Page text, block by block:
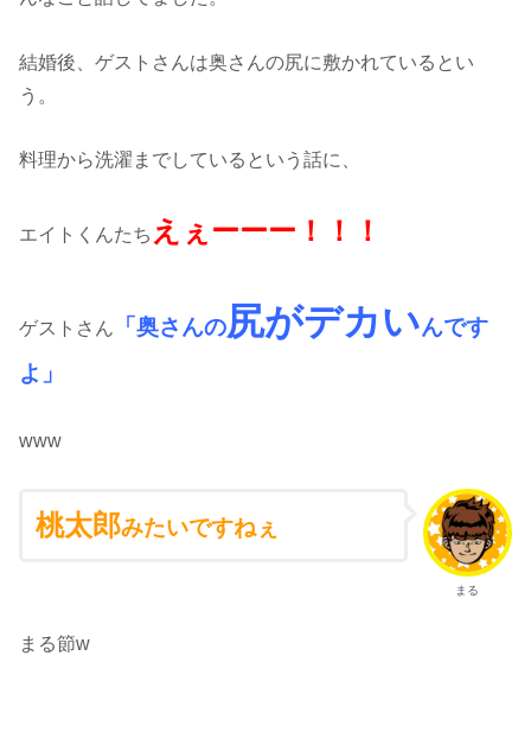
結婚後、ゲストさんは奥さんの尻に敷かれているとい
う。
料理から洗濯までしているという話に、
エイトくんたち えぇーーー！！！
ゲストさん 「奥さんの尻がデカいんです
よ」
www
まる
桃太郎みたいですねぇ
まる節w